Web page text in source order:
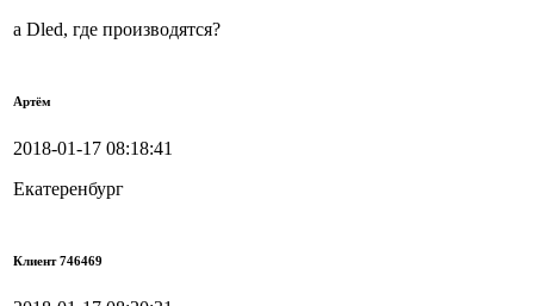
а Dled, где производятся?
Артём
2018-01-17 08:18:41
Екатеренбург
Клиент 746469